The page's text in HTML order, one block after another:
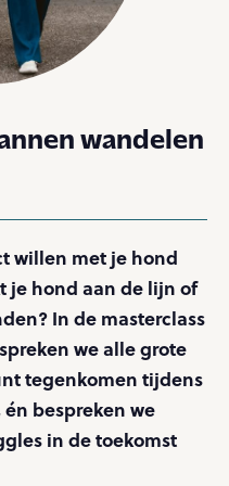
wandelen
willen met je hond
je hond aan de lijn of
In de masterclass
we alle grote
tegenkomen tijdens
bespreken we
in de toekomst